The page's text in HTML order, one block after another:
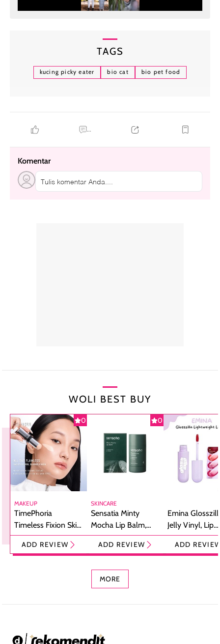
TAGS
kucing picky eater bio cat bio pet food
...
Komentar
Tulis komentar Anda....
WOLI BEST BUY
0
MAKEUP
TimePhoria
Timeless Fixion Skin
Tint Stick,
Foundation dan
ADD REVIEW
0
SKINCARE
Sensatia Minty
Mocha Lip Balm,
Pelembap Bibir
dengan Aroma
ADD REVIEW
Emina
Jelly Vinyl, Lip
Cream Glossy
Ringan
ADD
MORE